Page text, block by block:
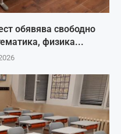
обявява свободно
физика...